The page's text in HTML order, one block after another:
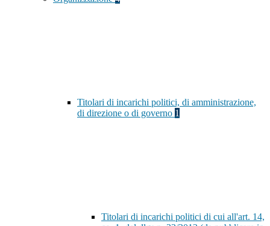
Titolari di incarichi politici, di amministrazione,
di direzione o di governo 1
Titolari di incarichi politici di cui all'art. 14,